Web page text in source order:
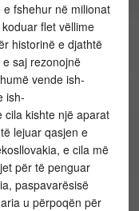
fshehur në milionat
flet vëllime
historinë e djathtë
saj rezonojnë
vende ish-
ish-
cila kishte një aparat
lejuar qasjen e
e cila më
për të penguar
paspavarësisë
u përpoqën për